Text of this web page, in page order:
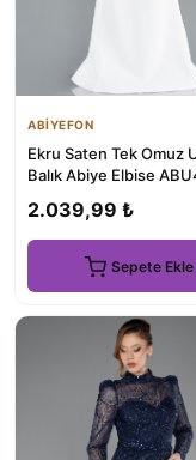
ABİYEFON
Ekru Saten Tek Omuz
Balık Abiye Elbise
2.039,99 ₺
Sepete Ekle